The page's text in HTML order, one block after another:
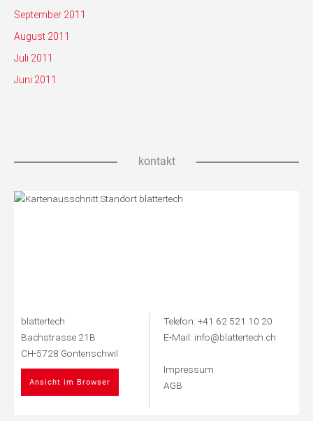
September 2011
August 2011
Juli 2011
Juni 2011
kontakt
blattertech
Bachstrasse 21B
CH-5728 Gontenschwil
Ansicht im Browser
Telefon: +41 62 521 10 20
E-Mail: info@blattertech.ch
Impressum
AGB